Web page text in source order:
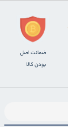
ضمانت اصل
بودن کالا